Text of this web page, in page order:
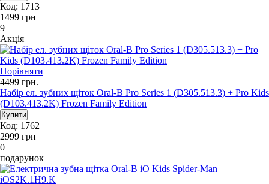
Код: 1713
1499 грн
9
Акція
Порівняти
4499 грн.
Набір ел. зубних щіток Oral-B Pro Series 1 (D305.513.3) + Pro Kids
(D103.413.2K) Frozen Family Edition
Код: 1762
2999 грн
0
подарунок